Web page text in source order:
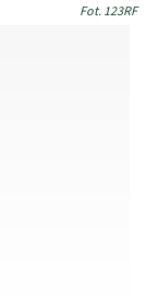
Fot. 123RF